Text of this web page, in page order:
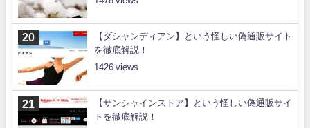
【ダシャンディアン】という怪しい偽通販サイト
を徹底解説！
1426
【サンシャインストア】という怪しい偽通販サイ
トを徹底解説！